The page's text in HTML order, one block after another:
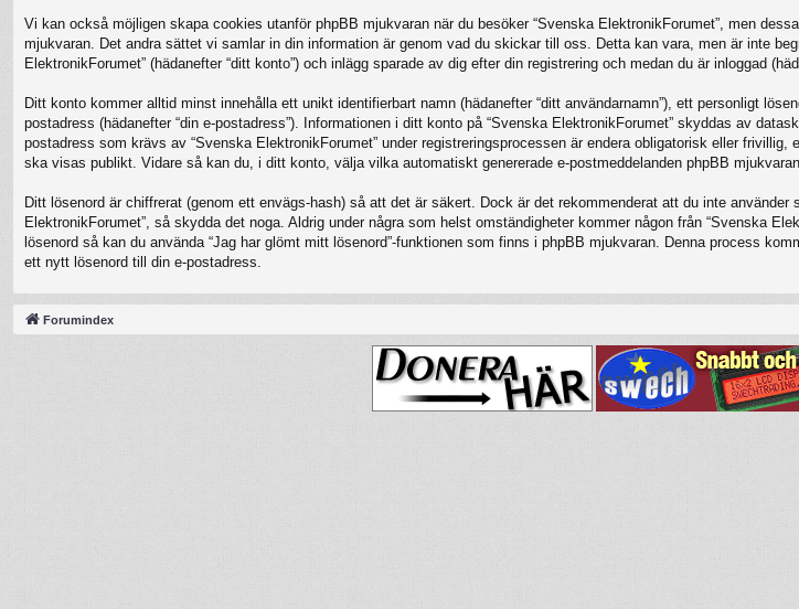
Vi kan också möjligen skapa cookies utanför phpBB mjukvaran när du besöker “Svenska ElektronikForumet”, men
mjukvaran. Det andra sättet vi samlar in din information är genom vad du skickar till oss. Detta kan vara, men är inte
ElektronikForumet” (hädanefter “ditt konto”) och inlägg sparade av dig efter din registrering och medan du är inloggad
Ditt konto kommer alltid minst innehålla ett unikt identifierbart namn (hädanefter “ditt användarnamn”), ett personligt
postadress (hädanefter “din e-postadress”). Informationen i ditt konto på “Svenska ElektronikForumet” skyddas av
postadress som krävs av “Svenska ElektronikForumet” under registreringsprocessen är endera obligatorisk eller
ska visas publikt. Vidare så kan du, i ditt konto, välja vilka automatiskt genererade e-postmeddelanden phpBB
Ditt lösenord är chiffrerat (genom ett envägs-hash) så att det är säkert. Dock är det rekommenderat att du inte
ElektronikForumet”, så skydda det noga. Aldrig under några som helst omständigheter kommer någon från “Svenska
lösenord så kan du använda “Jag har glömt mitt lösenord”-funktionen som finns i phpBB mjukvaran. Denna process
ett nytt lösenord till din e-postadress.
Forumindex